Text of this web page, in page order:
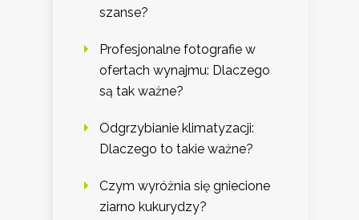
szanse?
Profesjonalne fotografie w
ofertach wynajmu: Dlaczego
są tak ważne?
Odgrzybianie klimatyzacji:
Dlaczego to takie ważne?
Czym wyróżnia się gniecione
ziarno kukurydzy?